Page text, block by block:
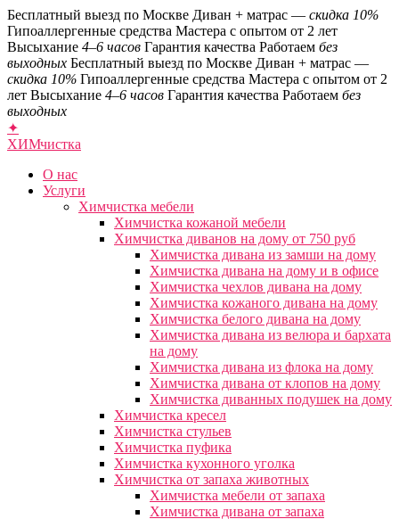
Бесплатный выезд по Москве Диван + матрас — скидка 10%
Гипоаллергенные средства Мастера с опытом от 2 лет
Высыхание 4–6 часов Гарантия качества Работаем без
выходных Бесплатный выезд по Москве Диван + матрас —
скидка 10% Гипоаллергенные средства Мастера с опытом от 2
лет Высыхание 4–6 часов Гарантия качества Работаем без
выходных
✦
ХИМчистка
О нас
Услуги
Химчистка мебели
Химчистка кожаной мебели
Химчистка диванов на дому от 750 руб
Химчистка дивана из замши на дому
Химчистка дивана на дому и в офисе
Химчистка чехлов дивана на дому
Химчистка кожаного дивана на дому
Химчистка белого дивана на дому
Химчистка дивана из велюра и бархата
на дому
Химчистка дивана из флока на дому
Химчистка дивана от клопов на дому
Химчистка диванных подушек на дому
Химчистка кресел
Химчистка стульев
Химчистка пуфика
Химчистка кухонного уголка
Химчистка от запаха животных
Химчистка мебели от запаха
Химчистка дивана от запаха